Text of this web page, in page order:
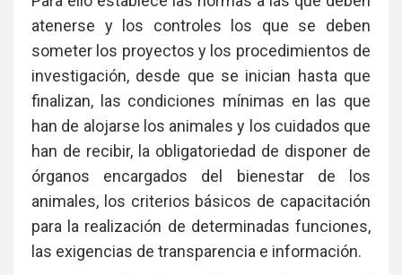
atenerse y los controles los que se deben
someter los proyectos y los procedimientos de
investigación, desde que se inician hasta que
finalizan, las condiciones mínimas en las que
han de alojarse los animales y los cuidados que
han de recibir, la obligatoriedad de disponer de
órganos encargados del bienestar de los
animales, los criterios básicos de capacitación
para la realización de determinadas funciones,
las exigencias de transparencia e información.